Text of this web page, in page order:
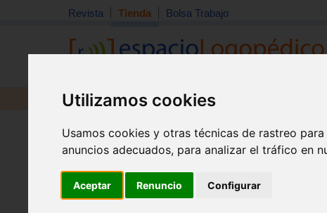
Utilizamos cookies
Usamos cookies y otras técnicas de rastreo
anuncios adecuados, para analizar el tráfico en
Aceptar Renuncio Configurar
Revista Tienda Bolsa Trabajo
Revista Libros Material